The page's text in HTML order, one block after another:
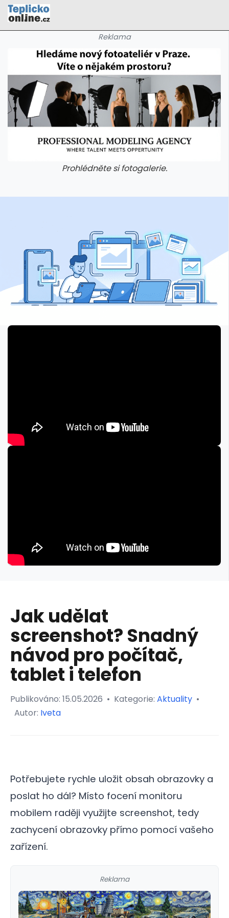
Reklama
Prohlédněte si fotogalerie.
Jak udělat
screenshot? Snadný
návod pro počítač,
tablet i telefon
Publikováno: 15.05.2026 • Kategorie: Aktuality •
Autor: Iveta
Potřebujete rychle uložit obsah obrazovky a
poslat ho dál? Místo focení monitoru
mobilem raději využijte screenshot, tedy
zachycení obrazovky přímo pomocí vašeho
zařízení.
Reklama